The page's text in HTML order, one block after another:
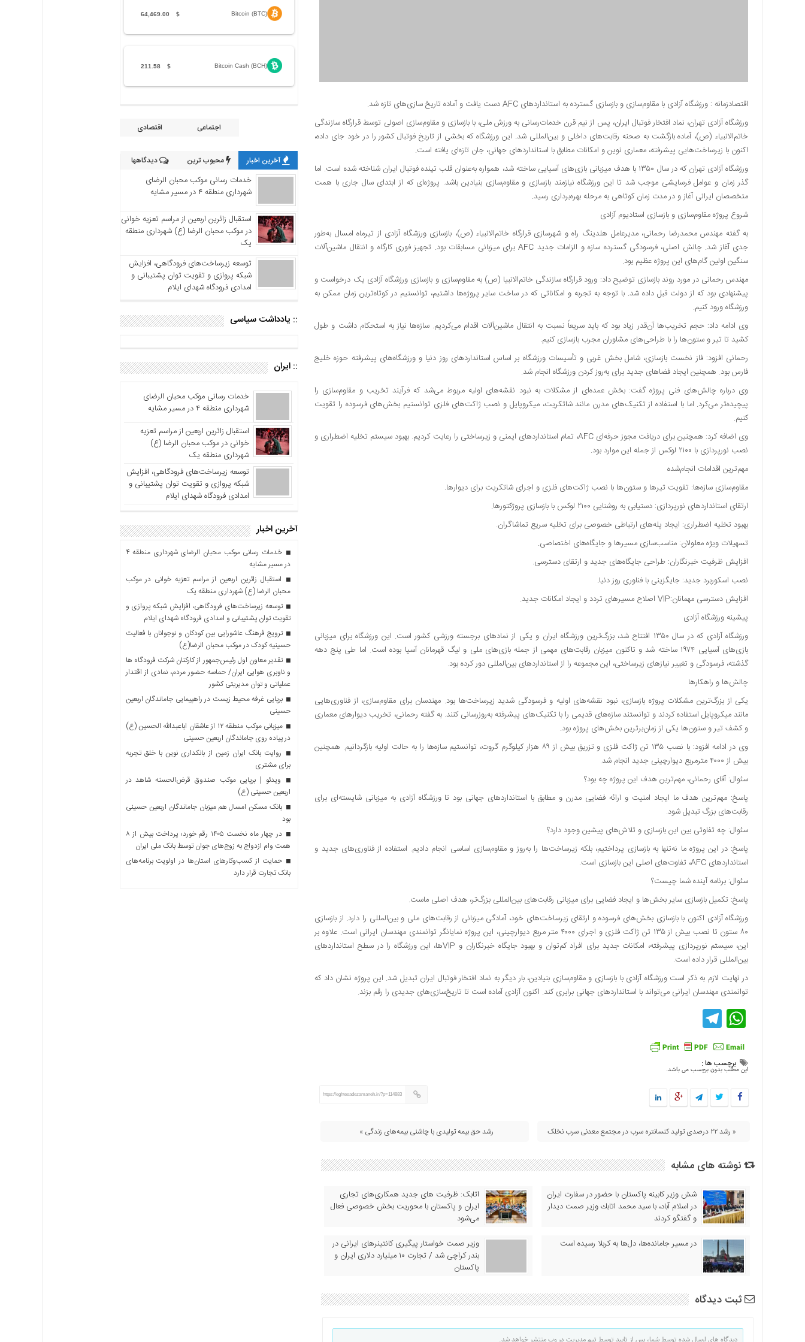
اقتصادزمانه : ورزشگاه آزادی با مقاوم‌سازی و بازسازی گسترده به استانداردهای AFC دست یافت و آماده تاریخ‌ سازی‌های تازه شد.
ورزشگاه آزادی تهران، نماد افتخار فوتبال ایران، پس از نیم قرن خدمات‌رسانی به ورزش ملی، با بازسازی و مقاوم‌سازی اصولی توسط قرارگاه سازندگی
خاتم‌الانبیاء (ص)، آماده بازگشت به صحنه رقابت‌های داخلی و بین‌المللی شد. این ورزشگاه که بخشی از تاریخ فوتبال کشور را در خود جای داده،
اکنون با زیرساخت‌هایی پیشرفته، معماری نوین و امکانات مطابق با استانداردهای جهانی، جان تازه‌ای یافته است.
ورزشگاه آزادی تهران که در سال ۱۳۵۰ با هدف میزبانی بازی‌های آسیایی ساخته شد، همواره به‌عنوان قلب تپنده فوتبال ایران شناخته شده است. اما
گذر زمان و عوامل فرسایشی موجب شد تا این ورزشگاه نیازمند بازسازی و مقاوم‌سازی بنیادین باشد. پروژه‌ای که از ابتدای سال جاری با همت
متخصصان ایرانی آغاز و در مدت زمان کوتاهی به مرحله بهره‌برداری رسید.
شروع پروژه مقاوم‌سازی و بازسازی استادیوم آزادی
به گفته مهندس محمدرضا رحمانی، مدیرعامل هلدینگ راه و شهرسازی قرارگاه خاتم‌الانبیاء (ص)، بازسازی ورزشگاه آزادی از تیرماه امسال به‌طور
جدی آغاز شد. چالش اصلی، فرسودگی گسترده سازه و الزامات جدید AFC برای میزبانی مسابقات بود. تجهیز فوری کارگاه و انتقال ماشین‌آلات
سنگین اولین گام‌های این پروژه عظیم بود.
مهندس رحمانی در مورد روند بازسازی توضیح داد: ورود قرارگاه سازندگی خاتم‌الانبیا (ص) به مقاوم‌سازی و بازسازی ورزشگاه آزادی یک درخواست و
پیشنهادی بود که از دولت قبل داده شد. با توجه به تجربه و امکاناتی که در ساخت سایر پروژه‌ها داشتیم، توانستیم در کوتاه‌ترین زمان ممکن به
ورزشگاه ورود کنیم.
وی ادامه داد: حجم تخریب‌ها آن‌قدر زیاد بود که باید سریعاً نسبت به انتقال ماشین‌آلات اقدام می‌کردیم. سازه‌ها نیاز به استحکام داشت و طول
کشید تا تیر و ستون‌ها را با طراحی‌های مشاوران مجرب بازسازی کنیم.
رحمانی افزود: فاز نخست بازسازی، شامل بخش غربی و تأسیسات ورزشگاه بر اساس استانداردهای روز دنیا و ورزشگاه‌های پیشرفته حوزه خلیج
فارس بود. همچنین ایجاد فضاهای جدید برای به‌روز کردن ورزشگاه انجام شد.
وی درباره چالش‌های فنی پروژه گفت: بخش عمده‌ای از مشکلات به نبود نقشه‌های اولیه مربوط می‌شد که فرآیند تخریب و مقاوم‌سازی را
پیچیده‌تر می‌کرد. اما با استفاده از تکنیک‌های مدرن مانند شاتکریت، میکروپایل و نصب ژاکت‌های فلزی توانستیم بخش‌های فرسوده را تقویت
کنیم.
وی اضافه کرد: همچنین برای دریافت مجوز حرفه‌ای AFC، تمام استانداردهای ایمنی و زیرساختی را رعایت کردیم. بهبود سیستم تخلیه اضطراری و
نصب نورپردازی با ۲۱۰۰ لوکس از جمله این موارد بود.
مهم‌ترین اقدامات انجام‌شده
مقاوم‌سازی سازه‌ها: تقویت تیرها و ستون‌ها با نصب ژاکت‌های فلزی و اجرای شاتکریت برای دیوارها.
ارتقای استانداردهای نورپردازی: دستیابی به روشنایی ۲۱۰۰ لوکس با بازسازی پروژکتورها.
بهبود تخلیه اضطراری: ایجاد پله‌های ارتباطی خصوصی برای تخلیه سریع تماشاگران.
تسهیلات ویژه معلولان: مناسب‌سازی مسیرها و جایگاه‌های اختصاصی.
افزایش ظرفیت خبرنگاران: طراحی جایگاه‌های جدید و ارتقای دسترسی.
نصب اسکوربرد جدید: جایگزینی با فناوری روز دنیا.
افزایش دسترسی مهمانان:VIP اصلاح مسیرهای تردد و ایجاد امکانات جدید.
پیشینه ورزشگاه آزادی
ورزشگاه آزادی که در سال ۱۳۵۰ افتتاح شد، بزرگ‌ترین ورزشگاه ایران و یکی از نمادهای برجسته ورزشی کشور است. این ورزشگاه برای میزبانی
بازی‌های آسیایی ۱۹۷۴ ساخته شد و تاکنون میزبان رقابت‌های مهمی از جمله بازی‌های ملی و لیگ قهرمانان آسیا بوده است. اما طی پنج دهه
گذشته، فرسودگی و تغییر نیازهای زیرساختی، این مجموعه را از استانداردهای بین‌المللی دور کرده بود.
چالش‌ها و راهکارها
یکی از بزرگ‌ترین مشکلات پروژه بازسازی، نبود نقشه‌های اولیه و فرسودگی شدید زیرساخت‌ها بود. مهندسان برای مقاوم‌سازی، از فناوری‌هایی
مانند میکروپایل استفاده کردند و توانستند سازه‌های قدیمی را با تکنیک‌های پیشرفته به‌روزرسانی کنند. به گفته رحمانی، تخریب دیوارهای معماری
و کشف تیر و ستون‌ها یکی از زمان‌برترین بخش‌های پروژه بود.
وی در ادامه افزود: با نصب ۱۳۵ تن ژاکت فلزی و تزریق بیش از ۸۹ هزار کیلوگرم گروت، توانستیم سازه‌ها را به حالت اولیه بازگردانیم. همچنین
بیش از ۴۰۰۰ مترمربع دیوارچینی جدید انجام شد.
سئوال: آقای رحمانی، مهم‌ترین هدف این پروژه چه بود؟
پاسخ: مهم‌ترین هدف ما ایجاد امنیت و ارائه فضایی مدرن و مطابق با استانداردهای جهانی بود تا ورزشگاه آزادی به میزبانی شایسته‌ای برای
رقابت‌های بزرگ تبدیل شود.
سئوال: چه تفاوتی بین این بازسازی و تلاش‌های پیشین وجود دارد؟
پاسخ: در این پروژه ما نه‌تنها به بازسازی پرداختیم، بلکه زیرساخت‌ها را به‌روز و مقاوم‌سازی اساسی انجام دادیم. استفاده از فناوری‌های جدید و
استانداردهای AFC، تفاوت‌های اصلی این بازسازی است.
سئوال: برنامه آینده شما چیست؟
پاسخ: تکمیل بازسازی سایر بخش‌ها و ایجاد فضایی برای میزبانی رقابت‌های بین‌المللی بزرگ‌تر، هدف اصلی ماست.
ورزشگاه آزادی اکنون با بازسازی بخش‌های فرسوده و ارتقای زیرساخت‌های خود، آمادگی میزبانی از رقابت‌های ملی و بین‌المللی را دارد. از بازسازی
۸۰ ستون تا نصب بیش از ۱۳۵ تن ژاکت فلزی و اجرای ۴۰۰۰ متر مربع دیوارچینی، این پروژه نمایانگر توانمندی مهندسان ایرانی است. علاوه بر
این، سیستم نورپردازی پیشرفته، امکانات جدید برای افراد کم‌توان و بهبود جایگاه خبرنگاران و VIPها، این ورزشگاه را در سطح استانداردهای
بین‌المللی قرار داده است.
در نهایت لازم به ذکر است ورزشگاه آزادی با بازسازی و مقاوم‌سازی بنیادین، بار دیگر به نماد افتخار فوتبال ایران تبدیل شد. این پروژه نشان داد که
توانمندی مهندسان ایرانی می‌تواند با استانداردهای جهانی برابری کند. اکنون آزادی آماده است تا تاریخ‌سازی‌های جدیدی را رقم بزند.
WhatsApp
Telegram
برچسب ها :
این مطلب بدون برچسب می باشد.
https://eghtesadezamaneh.ir/?p=114883
« رشد ۲۲ درصدی تولید کنسانتره سرب در مجتمع معدنی سرب نخلک رشد حق بیمه تولیدی با چاشنی بیمه‌های زندگی »
نوشته های مشابه
شش وزیر کابینه پاکستان با حضور در سفارت ایران
در اسلام آباد، با سيد محمد اتابك وزير صمت ديدار
و گفتگو كردند
اتابک: ظرفیت های جدید همکاری‌های تجاری
ایران و پاکستان با محوریت بخش خصوصی فعال
می‌شود
در مسیر جا‌مانده‌ها، دل‌ها به کربلا رسیده است
وزیر صمت خواستار پیگیری کانتینرهای ایرانی در
بندر کراچی شد / تجارت ۱۰ میلیارد دلاری ایران و
پاکستان
ثبت دیدگاه
دیدگاه های ارسال شده توسط شما، پس از تایید توسط تیم مدیریت در وب منتشر خواهد شد.
Bitcoin (BTC)
$
64,469.00
Bitcoin Cash (BCH)
$
211.58
اجتماعی اقتصادی
آخرین اخبار محبوب ترین دیدگاهها
خدمات رسانی موکب محبان الرضای
شهرداری منطقه ۴ در مسیر مشایه
استقبال زائرین اربعین از مراسم تعزیه خوانی
در موکب محبان الرضا (ع) شهرداری منطقه
یک
توسعه زیرساخت‌های فرودگاهی، افزایش
شبکه پروازی و تقویت توان پشتیبانی و
امدادی فرودگاه شهدای ایلام
:: یادداشت سیاسی
:: ایران
خدمات رسانی موکب محبان الرضای
شهرداری منطقه ۴ در مسیر مشایه
استقبال زائرین اربعین از مراسم تعزیه
خوانی در موکب محبان الرضا (ع)
شهرداری منطقه یک
توسعه زیرساخت‌های فرودگاهی، افزایش
شبکه پروازی و تقویت توان پشتیبانی و
امدادی فرودگاه شهدای ایلام
آخرین اخبار
خدمات رسانی موکب محبان الرضای شهرداری منطقه ۴
در مسیر مشایه
استقبال زائرین اربعین از مراسم تعزیه خوانی در موکب
محبان الرضا (ع) شهرداری منطقه یک
توسعه زیرساخت‌های فرودگاهی، افزایش شبکه پروازی و
تقویت توان پشتیبانی و امدادی فرودگاه شهدای ایلام
ترویج فرهنگ عاشورایی بین کودکان و نوجوانان با فعالیت
حسینیه کودک در موکب محبان الرضا(ع)
تقدیر معاون اول رئیس‌جمهور از کارکنان شرکت فرودگاه ها
و ناوبری هوایی ایران/ حماسه حضور مردم، نمادی از اقتدار
عملیاتی و توان مدیریتی کشور
برپایی غرفه محیط زیست در راهپیمایی جاماندگان اربعین
حسینی
میزبانی موکب منطقه ۱۲ از عاشقان اباعبدالله الحسین (ع)
در پیاده روی جاماندگان اربعین حسینی
روایت بانک ایران زمین از بانکداری نوین با خلق تجربه
برای مشتری
ویدئو | برپایی موکب صندوق قرض‌الحسنه شاهد در
اربعین حسینی (ع)
بانک مسکن امسال هم میزبان جاماندگان اربعین حسینی
بود
در چهار ماه نخست ۱۴۰۵ رقم خورد؛ پرداخت بیش از ۸
همت وام ازدواج به زوج‌های جوان توسط بانک ملی ایران
حمایت از کسب‌وکارهای استان‌ها در اولویت برنامه‌های
بانک تجارت قرار دارد